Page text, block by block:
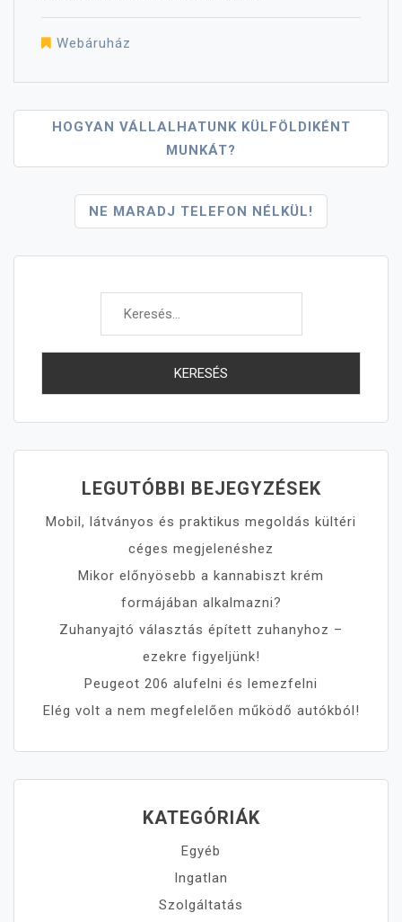
Webáruház
Bejegyzés
Navigáció
HOGYAN VÁLLALHATUNK KÜLFÖLDIKÉNT
MUNKÁT?
NE MARADJ TELEFON NÉLKÜL!
Keresés:
LEGUTÓBBI BEJEGYZÉSEK
Mobil, látványos és praktikus megoldás kültéri
céges megjelenéshez
Mikor előnyösebb a kannabiszt krém
formájában alkalmazni?
Zuhanyajtó választás épített zuhanyhoz –
ezekre figyeljünk!
Peugeot 206 alufelni és lemezfelni
Elég volt a nem megfelelően működő autókból!
KATEGÓRIÁK
Egyéb
Ingatlan
Szolgáltatás